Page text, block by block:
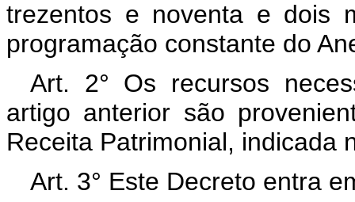
trezentos e noventa e dois
programação constante do
Art. 2° Os recursos
artigo anterior são
Receita Patrimonial, indicada
Art. 3° Este Decreto entra